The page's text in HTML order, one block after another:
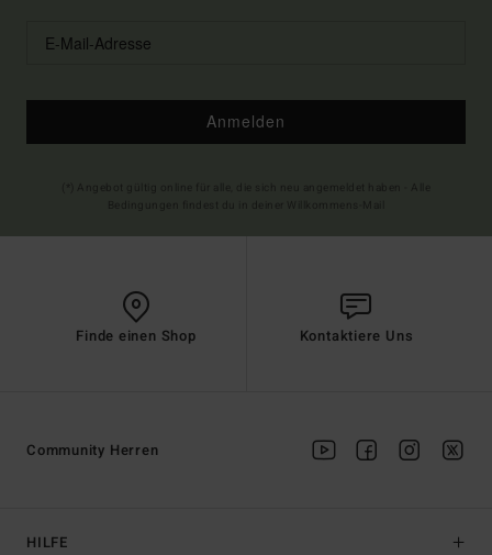
Anmelden
Finde einen Shop Kontaktiere Uns
HILFE
Community Herren